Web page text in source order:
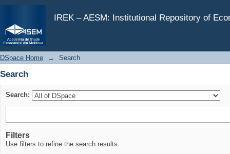
IREK – AESM: Institutional Repository of
Search
DSpace Home → Search
Search
Search:
Filters
Use filters to refine the search results.